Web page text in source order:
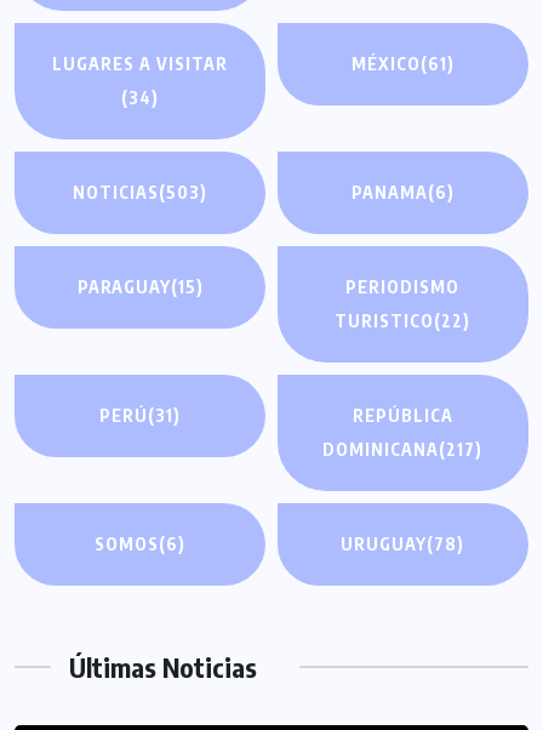
LUGARES A VISITAR
(34)
MÉXICO(61)
NOTICIAS(503) PANAMA(6)
PARAGUAY(15)
PERIODISMO
TURISTICO(22)
PERÚ(31)
REPÚBLICA
DOMINICANA(217)
SOMOS(6) URUGUAY(78)
Últimas Noticias